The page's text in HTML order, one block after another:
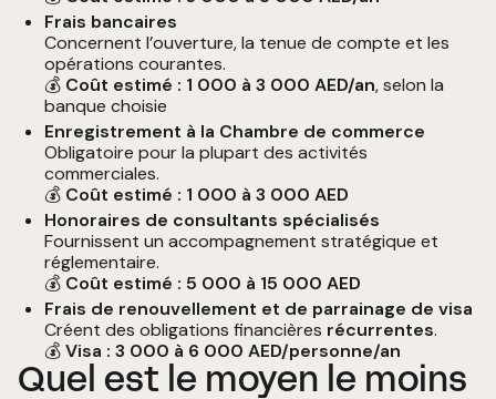
Frais bancaires
Concernent l’ouverture, la tenue de compte et les
opérations courantes.
💰 Coût estimé : 1 000 à 3 000 AED/an, selon la
banque choisie
Enregistrement à la Chambre de commerce
Obligatoire pour la plupart des activités
commerciales.
💰 Coût estimé : 1 000 à 3 000 AED
Honoraires de consultants spécialisés
Fournissent un accompagnement stratégique et
réglementaire.
💰 Coût estimé : 5 000 à 15 000 AED
Frais de renouvellement et de parrainage de visa
Créent des obligations financières récurrentes.
💰Visa : 3 000 à 6 000 AED/personne/an
Quel est le moyen le moins